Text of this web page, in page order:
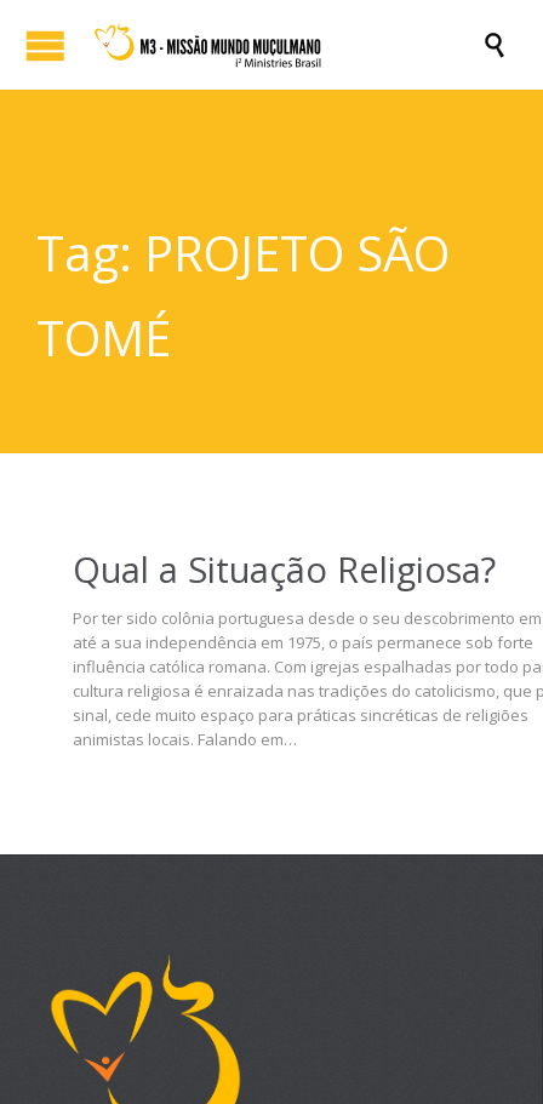

Tag: PROJETO SÃO
TOMÉ
Qual a Situação Religiosa?
Por ter sido colônia portuguesa desde o seu descobrimento em
até a sua independência em 1975, o país permanece sob forte
influência católica romana. Com igrejas espalhadas por todo
cultura religiosa é enraizada nas tradições do catolicismo, que
sinal, cede muito espaço para práticas sincréticas de religiões
animistas locais. Falando em…